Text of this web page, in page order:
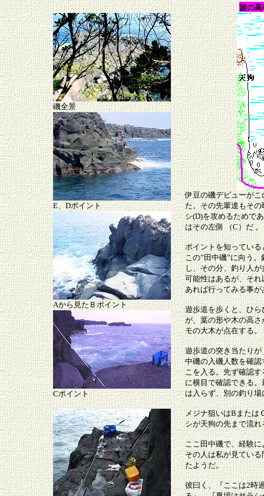
波の高
磯全景
E、Dポイント
Aから見たＢポイント
Cポイント
伊豆の磯デビューが
た。その先輩達もそ
シ(D)を攻めるためで
はその左側 （C）だ 。
ポイントを知ってい
この”田中磯”に向う
し、その分、釣り人
可能性はあるが、そ
あれば行ってみる事が
遊歩道を歩くと、ひ
が、葉の形や木の高
モの大木が点在する。
遊歩道の突き当たり
中磯の入磯人数を確
こを入る。先ず確認
に横目で確認できる
は入らず、別の釣り場
メジナ狙いはBまたは
シが天狗の先まで流
ここ田中磯で、経験
その人は私が見てい
たようだ。
彼曰く、『ここは2時